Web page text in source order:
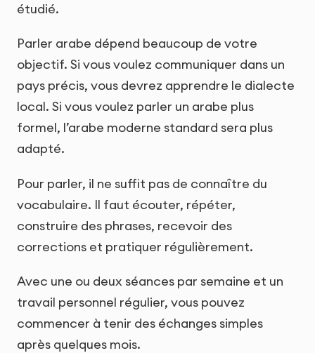
étudié.
Parler arabe dépend beaucoup de votre
objectif. Si vous voulez communiquer dans un
pays précis, vous devrez apprendre le dialecte
local. Si vous voulez parler un arabe plus
formel, l’arabe moderne standard sera plus
adapté.
Pour parler, il ne suffit pas de connaître du
vocabulaire. Il faut écouter, répéter,
construire des phrases, recevoir des
corrections et pratiquer régulièrement.
Avec une ou deux séances par semaine et un
travail personnel régulier, vous pouvez
commencer à tenir des échanges simples
après quelques mois.